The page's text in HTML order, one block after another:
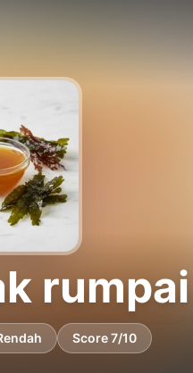
Score 7/10